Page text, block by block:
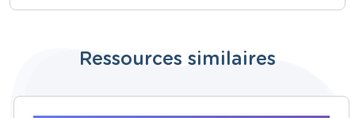
Ressources similaires